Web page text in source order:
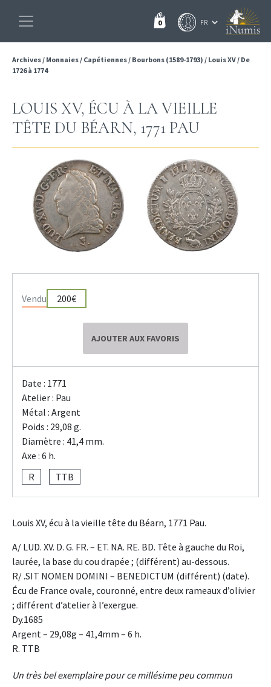
0
Archives/ Monnaies/ Capétiennes/ Bourbons (1589-1793) / Louis XV/ De
1726 à 1774
LOUIS XV, ÉCU À LA VIEILLE
TÊTE DU BÉARN, 1771 PAU
Vendu 200€
AJOUTER AUX FAVORIS
Date : 1771
Atelier : Pau
Métal : Argent
Poids : 29,08 g.
Diamètre : 41,4 mm.
Axe : 6 h.
R
TTB
Louis XV, écu à la vieille tête du Béarn, 1771 Pau.
A/ LUD. XV. D. G. FR. – ET. NA. RE. BD. Tête à gauche du Roi,
laurée, la base du cou drapée ; (différent) au-dessous.
R/ .SIT NOMEN DOMINI – BENEDICTUM (différent) (date).
Écu de France ovale, couronné, entre deux rameaux d’olivier
; différent d’atelier à l’exergue.
Dy.1685
Argent – 29,08g – 41,4mm – 6 h.
R. TTB
Un très bel exemplaire pour ce millésime peu commun